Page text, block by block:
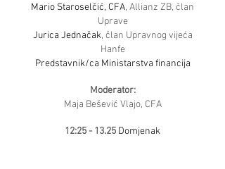
Mario Staroselčić, CFA, Allianz ZB, član
Uprave
Jurica Jednačak, član Upravnog vijeća
Hanfe
Predstavnik/ca Ministarstva financija
Moderator:
Maja Bešević Vlajo, CFA
12:25 - 13.25 Domjenak